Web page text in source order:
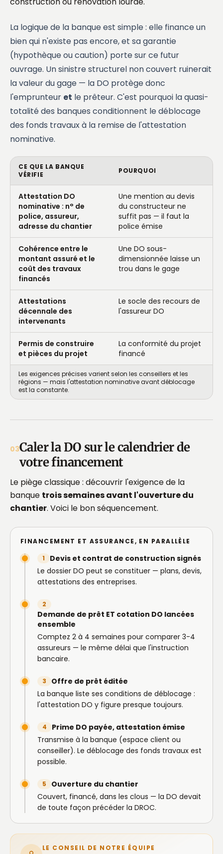
La logique de la banque est simple : elle finance un
bien qui n'existe pas encore, et sa garantie
(hypothèque ou caution) porte sur ce futur
ouvrage. Un sinistre structurel non couvert ruinerait
la valeur du gage — la DO protège donc
l'emprunteur et le prêteur. C'est pourquoi la quasi-
totalité des banques conditionnent le déblocage
des fonds travaux à la remise de l'attestation
nominative.
CE QUE LA BANQUE
VÉRIFIE
POURQUOI
Attestation DO
nominative : n° de
police, assureur,
adresse du chantier
Une mention au devis
du constructeur ne
suffit pas — il faut la
police émise
Cohérence entre le
montant assuré et le
coût des travaux
financés
Une DO sous-
dimensionnée laisse un
trou dans le gage
Attestations
décennale des
intervenants
Le socle des recours de
l'assureur DO
Permis de construire
et pièces du projet
La conformité du projet
financé
Les exigences précises varient selon les conseillers et les
régions — mais l'attestation nominative avant déblocage
est la constante.
03Caler la DO sur le calendrier de
votre financement
Le piège classique : découvrir l'exigence de la
banque trois semaines avant l'ouverture du
chantier. Voici le bon séquencement.
FINANCEMENT ET ASSURANCE, EN PARALLÈLE
1
Devis et contrat de construction signés
Le dossier DO peut se constituer — plans, devis,
attestations des entreprises.
2
Demande de prêt ET cotation DO lancées
ensemble
Comptez 2 à 4 semaines pour comparer 3-4
assureurs — le même délai que l'instruction
bancaire.
3
Offre de prêt éditée
La banque liste ses conditions de déblocage :
l'attestation DO y figure presque toujours.
4
Prime DO payée, attestation émise
Transmise à la banque (espace client ou
conseiller). Le déblocage des fonds travaux est
possible.
5
Ouverture du chantier
Couvert, financé, dans les clous — la DO devait
de toute façon précéder la DROC.
LE CONSEIL DE NOTRE ÉQUIPE